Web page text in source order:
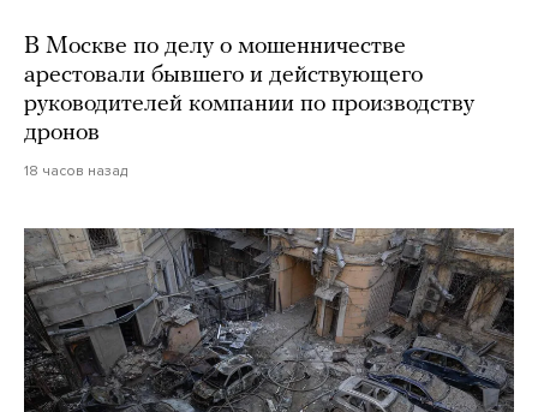
В Москве по делу о мошенничестве
арестовали бывшего и действующего
руководителей компании по производству
дронов
18 часов назад